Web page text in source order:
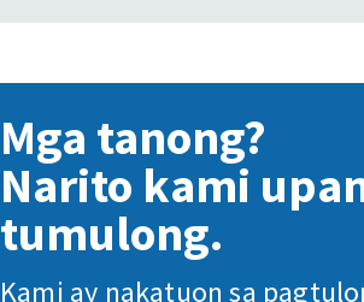
Mga tanong?
Narito kami
tumulong.
Kami ay nakatuon sa